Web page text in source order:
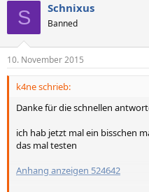
S Schnixus
Banned
10. November 2015
k4ne schrieb:
Danke für die schnellen
ich hab jetzt mal ein bisschen
das mal testen
Anhang anzeigen 524642